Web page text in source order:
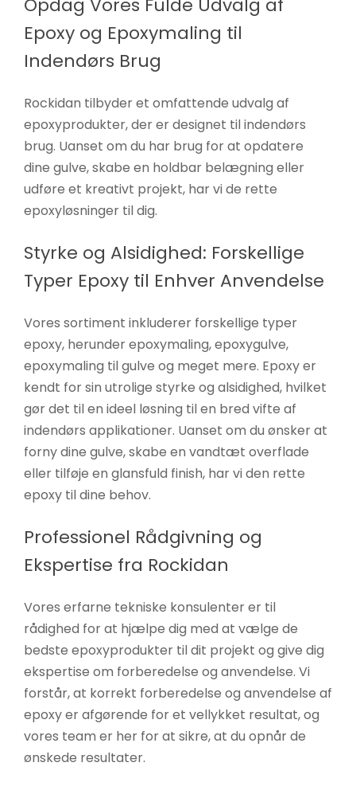
Epoxy og Epoxymaling til
Indendørs Brug
Rockidan tilbyder et omfattende udvalg af
epoxyprodukter, der er designet til indendørs
brug. Uanset om du har brug for at opdatere
dine gulve, skabe en holdbar belægning eller
udføre et kreativt projekt, har vi de rette
epoxyløsninger til dig.
Styrke og Alsidighed: Forskellige
Typer Epoxy til Enhver Anvendelse
Vores sortiment inkluderer forskellige typer
epoxy, herunder epoxymaling, epoxygulve,
epoxymaling til gulve og meget mere. Epoxy er
kendt for sin utrolige styrke og alsidighed, hvilket
gør det til en ideel løsning til en bred vifte af
indendørs applikationer. Uanset om du ønsker at
forny dine gulve, skabe en vandtæt overflade
eller tilføje en glansfuld finish, har vi den rette
epoxy til dine behov.
Professionel Rådgivning og
Ekspertise fra Rockidan
Vores erfarne tekniske konsulenter er til
rådighed for at hjælpe dig med at vælge de
bedste epoxyprodukter til dit projekt og give dig
ekspertise om forberedelse og anvendelse. Vi
forstår, at korrekt forberedelse og anvendelse af
epoxy er afgørende for et vellykket resultat, og
vores team er her for at sikre, at du opnår de
ønskede resultater.